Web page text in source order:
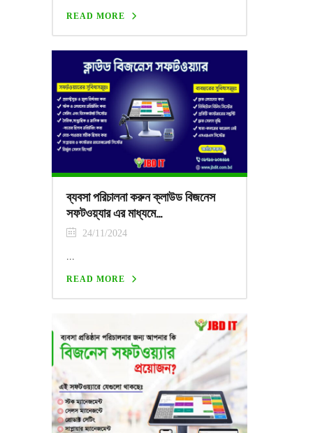
READ MORE
ব্যবসা পরিচালনা করুন ক্লাউড বিজনেস
সফটওয়্যার এর মাধ্যমে…
24/11/2024
...
READ MORE